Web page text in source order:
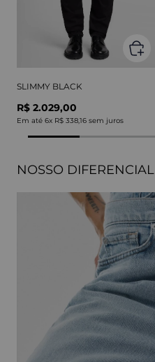
SLIMMY BLACK
R$ 2.029,00
Em até 6x R$ 338,16 sem juros
NOSSO DIFERENCIAL